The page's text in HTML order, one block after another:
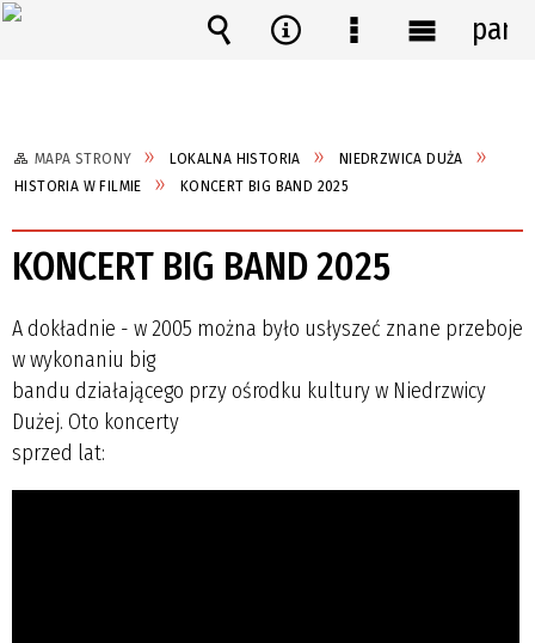
MAPA STRONY LOKALNA HISTORIA
NIEDRZWICA DUŻA
HISTORIA W FILMIE
KONCERT BIG BAND 2025
KONCERT BIG BAND 2025
A dokładnie - w 2005 można było usłyszeć znane przeboje
w wykonaniu big
bandu działającego przy ośrodku kultury w Niedrzwicy
Dużej. Oto koncerty
sprzed lat: